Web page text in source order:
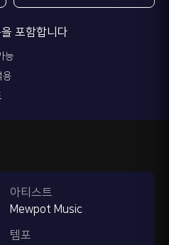
포함합니다
능
용
아티스트
Mewpot Music
템포